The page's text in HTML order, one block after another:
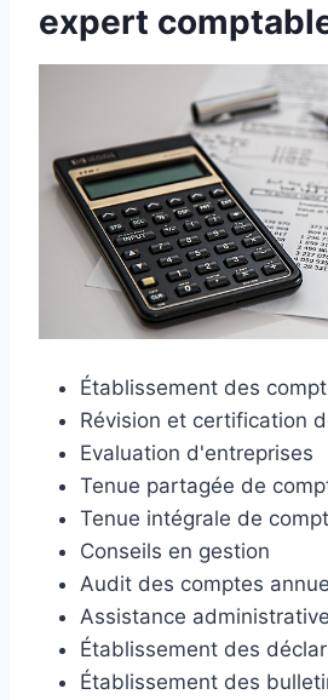
expert
Établissement des
Révision et certification
Evaluation d'entreprises
Tenue partagée de
Tenue intégrale de
Conseils en gestion
Audit des comptes
Assistance administrative
Établissement des
Établissement des